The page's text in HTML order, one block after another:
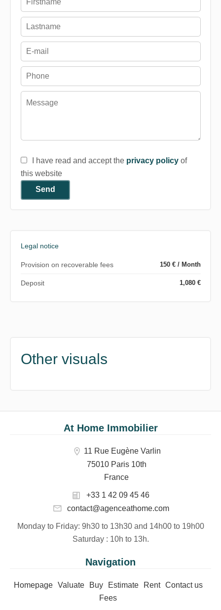
I have read and accept the privacy policyof
this website
Send
Legal notice
Provision on recoverable fees 150 € / Month
Deposit 1,080 €
Other visuals
At Home Immobilier
11 Rue Eugène Varlin
75010 Paris 10th
France
+33 1 42 09 45 46
contact@agenceathome.com
Monday to Friday: 9h30 to 13h30 and 14h00 to 19h00
Saturday : 10h to 13h.
Navigation
Homepage Valuate Buy Estimate Rent
Contact us
Fees